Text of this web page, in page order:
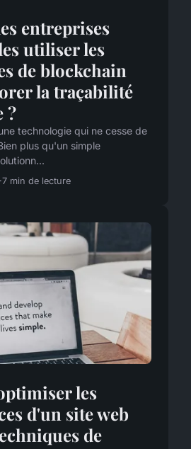
entreprises
utiliser les
de blockchain
la traçabilité
?
technologie qui ne cesse de
plus qu'un simple
7 min de lecture
les
d'un site web
de